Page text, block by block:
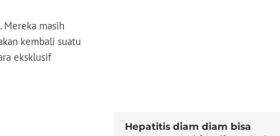
Mereka masih
kembali suatu
eksklusif
Hepatitis diam diam bisa